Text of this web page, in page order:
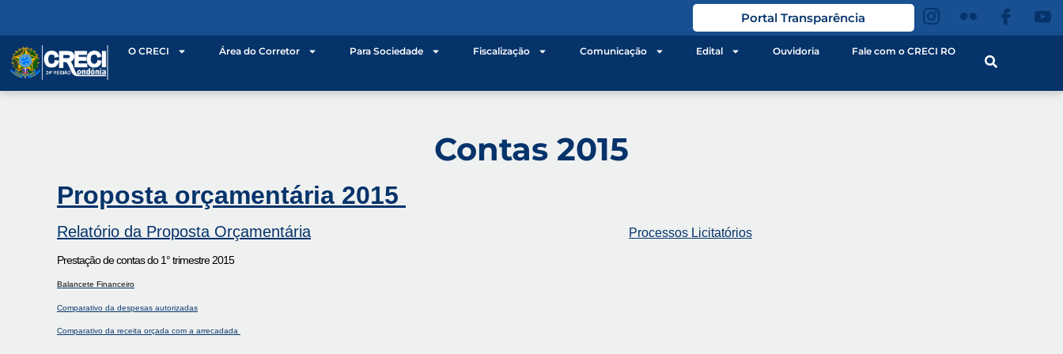
Portal Transparência
O CRECI Área do Corretor Para Sociedade Fiscalização Comunicação Edital Ouvidoria Fale com o CRECI RO
Contas 2015
Proposta orçamentária 2015
Relatório da Proposta Orçamentária Processos Licitatórios
Prestação de contas do 1° trimestre 2015
Balancete Financeiro
Comparativo da despesas autorizadas
Comparativo da receita orçada com a arrecadada